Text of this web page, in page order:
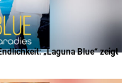
„Laguna Blue“ zeigt